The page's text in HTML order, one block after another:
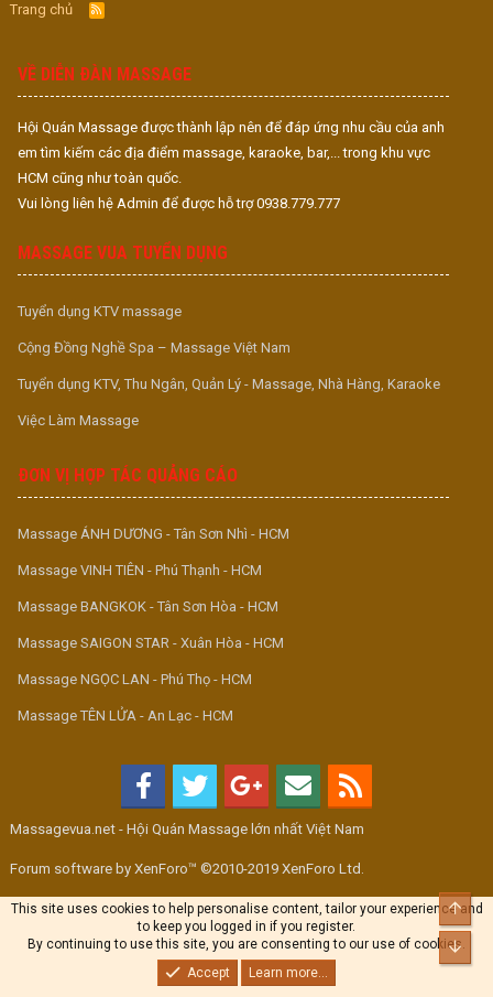
Trang chủ
R
S
VỀ DIỄN ĐÀN MASSAGE
Hội Quán Massage được thành lập nên để đáp ứng nhu cầu của anh
em tìm kiếm các địa điểm massage, karaoke, bar,... trong khu vực
HCM cũng như toàn quốc.
Vui lòng liên hệ Admin để được hỗ trợ 0938.779.777
MASSAGE VUA TUYỂN DỤNG
Tuyển dụng KTV massage
Cộng Đồng Nghề Spa – Massage Việt Nam
Tuyển dụng KTV, Thu Ngân, Quản Lý - Massage, Nhà Hàng, Karaoke
Việc Làm Massage
ĐƠN VỊ HỢP TÁC QUẢNG CÁO
Massage ÁNH DƯƠNG - Tân Sơn Nhì - HCM
Massage VINH TIÊN - Phú Thạnh - HCM
Massage BANGKOK - Tân Sơn Hòa - HCM
Massage SAIGON STAR - Xuân Hòa - HCM
Massage NGỌC LAN - Phú Thọ - HCM
Massage TÊN LỬA - An Lạc - HCM
Massagevua.net - Hội Quán Massage lớn nhất Việt Nam
Forum software by XenForo™ ©2010-2019 XenForo Ltd.
This site uses cookies to help personalise content, tailor your experience and
to keep you logged in if you register.
By continuing to use this site, you are consenting to our use of cookies.
Accept
Learn more...
Top